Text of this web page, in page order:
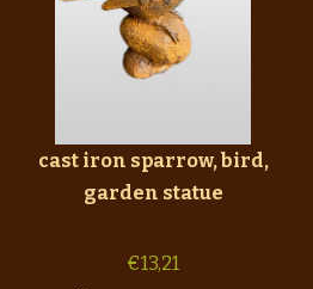
cast iron sparrow, bird,
garden statue
€13,21